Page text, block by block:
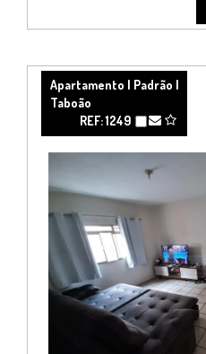
Apartamento | Padrão |
Taboão
REF: 1249